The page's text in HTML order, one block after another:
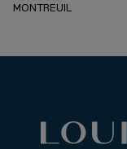
MONTREUIL